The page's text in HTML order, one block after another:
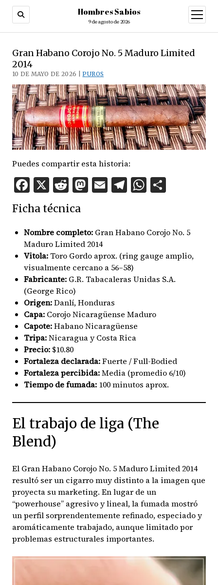
Hombres Sabios
9 de agosto de 2026
abrir
menú
Gran Habano Corojo No. 5 Maduro Limited
2014
10 DE MAYO DE 2026 |PUROS
Puedes compartir esta historia:
Facebook
X Reddit
Mastodon
EmailTelegram
Ficha técnica
Nombre completo:Gran Habano Corojo No. 5
Maduro Limited 2014
Vitola:Toro Gordo aprox. (ring gauge amplio,
visualmente cercano a 56–58)
Fabricante:G.R. Tabacaleras Unidas S.A.
(George Rico)
Origen:Danlí, Honduras
Capa:Corojo Nicaragüense Maduro
Capote:Habano Nicaragüense
Tripa:Nicaragua y Costa Rica
Precio:$10.80
Fortaleza declarada:Fuerte / Full-Bodied
Fortaleza percibida:Media (promedio 6/10)
Tiempo de fumada:100 minutos aprox.
El trabajo de liga (The
Blend)
El Gran Habano Corojo No. 5 Maduro Limited 2014
resultó ser un cigarro muy distinto a la imagen que
proyecta su marketing. En lugar de un
“powerhouse” agresivo y lineal, la fumada mostró
un perfil sorprendentemente refinado, especiado y
aromáticamente trabajado, aunque limitado por
problemas estructurales importantes.